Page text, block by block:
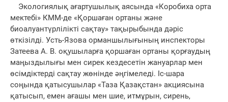
Экологиялық ағартушылық аясында «Коробиха орта
мектебі» КММ-де «Қоршаған ортаны және
биоалуантүрлілікті сақтау» тақырыбында дәріс
өткізілді. Усть-Язова орманшылығының инспекторы
Затеева А. В. оқушыларға қоршаған ортаны қорғаудың
маңыздылығы мен сирек кездесетін жануарлар мен
өсімдіктерді сақтау жөнінде әңгімеледі. Іс-шара
соңында қатысушылар «Таза Қазақстан» акциясына
қатысып, емен ағашы мен шие, итмұрын, сирень,